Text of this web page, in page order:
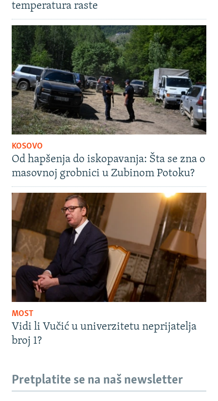
temperatura raste
KOSOVO
Od hapšenja do iskopavanja: Šta se zna o
masovnoj grobnici u Zubinom Potoku?
MOST
Vidi li Vučić u univerzitetu neprijatelja
broj 1?
Pretplatite se na naš newsletter